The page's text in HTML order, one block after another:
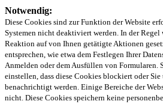
Notwendig:
Diese Cookies sind zur Funktion der Website
Systemen nicht deaktiviert werden. In der Regel
Reaktion auf von Ihnen getätigte Aktionen
entsprechen, wie etwa dem Festlegen Ihrer
Anmelden oder dem Ausfüllen von Formularen.
einstellen, dass diese Cookies blockiert oder Sie
benachrichtigt werden. Einige Bereiche der
nicht. Diese Cookies speichern keine